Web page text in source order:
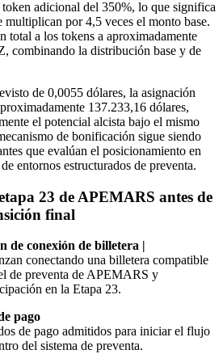
adicional del 350%, lo que significa
multiplican por 4,5 veces el monto base.
total a los tokens a aproximadamente
combinando la distribución base y de
de 0,0055 dólares, la asignación
137.233,16 dólares,
el potencial alcista bajo el mismo
de bonificación sigue siendo
que evalúan el posicionamiento en
entornos estructurados de preventa.
23 de APEMARS antes de
final
de conexión de billetera |
conectando una billetera compatible
de preventa de APEMARS y
en la Etapa 23.
pago
de pago admitidos para iniciar el flujo
del sistema de preventa.